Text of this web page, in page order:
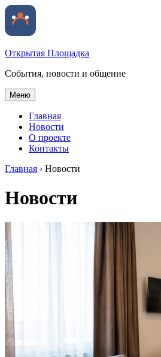
Открытая Площадка
События, новости и общение
Меню
Главная
Новости
О проекте
Контакты
Главная › Новости
Новости